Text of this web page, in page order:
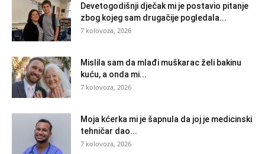
Devetogodišnji dječak mi je postavio pitanje
zbog kojeg sam drugačije pogledala...
7 kolovoza, 2026
Mislila sam da mlađi muškarac želi bakinu
kuću, a onda mi...
7 kolovoza, 2026
Moja kćerka mi je šapnula da joj je medicinski
tehničar dao...
7 kolovoza, 2026